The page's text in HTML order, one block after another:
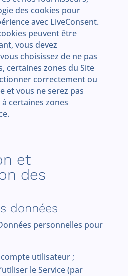
des cookies pour
avec LiveConsent.
peuvent être
vous devez
choisissez de ne pas
certaines zones du Site
correctement ou
et vous ne serez pas
certaines zones
et
des
données
personnelles pour
utilisateur ;
le Service (par